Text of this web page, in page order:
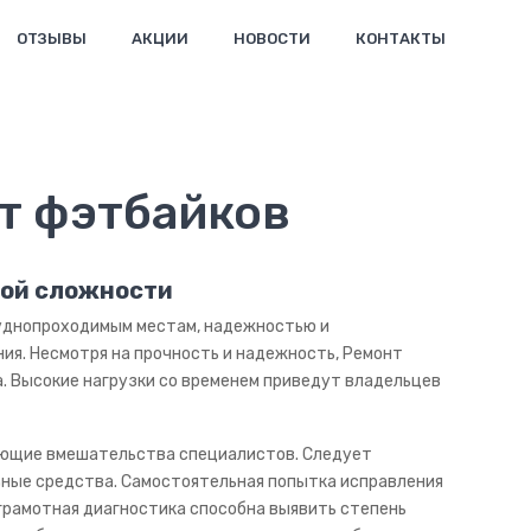
ОТЗЫВЫ АКЦИИ НОВОСТИ КОНТАКТЫ
сложности
местам, надежностью и
Несмотря на прочность и надежность, Ремонт
нагрузки со временем приведут владельцев
вмешательства специалистов. Следует
средства. Самостоятельная попытка исправления
диагностика способна выявить степень